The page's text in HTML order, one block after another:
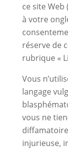
ce site Web
à votre
réserve de
rubrique «
Vous
langage
vous ne
injurieuse,